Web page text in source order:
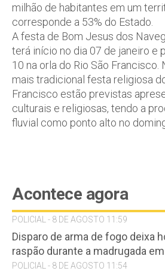
milhão de habitantes em um
corresponde a 53% do Estado.
A festa de Bom Jesus dos
terá início no dia 07 de janeiro e
10 na orla do Rio São Francisco.
mais tradicional festa religiosa
Francisco estão previstas
culturais e religiosas, tendo a
fluvial como ponto alto no
Acontece agora
POLICIAL - 8 DE AGOSTO 11:59
Disparo de arma de fogo deixa
raspão durante a madrugada
POLICIAL - 8 DE AGOSTO 11:54